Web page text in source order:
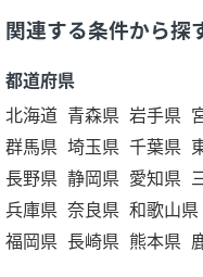
関連する条件から探
都道府県
北海道 青森県 岩手県
群馬県 埼玉県 千葉県
長野県 静岡県 愛知県
兵庫県 奈良県 和歌山県
福岡県 長崎県 熊本県